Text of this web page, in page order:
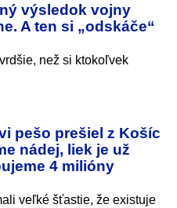
výsledok vojny
A ten si „odskáče“
než si ktokoľvek
pešo prešiel z Košíc
nádej, liek je už
4 milióny
veľké šťastie, že existuje